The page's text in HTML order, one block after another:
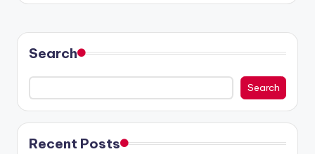
Search
Search
Recent Posts